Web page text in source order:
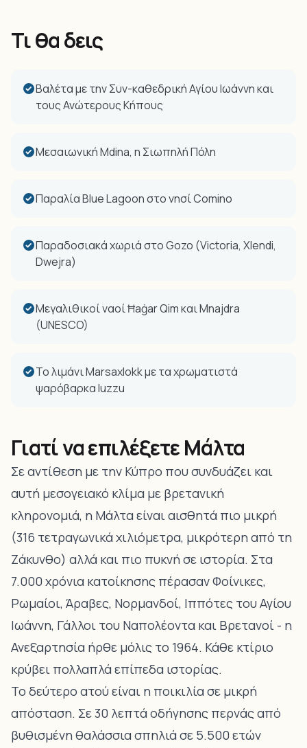
Τι θα δεις
Βαλέτα με την Συν-καθεδρική Αγίου Ιωάννη και
τους Ανώτερους Κήπους
Μεσαιωνική Mdina, η Σιωπηλή Πόλη
Παραλία Blue Lagoon στο νησί Comino
Παραδοσιακά χωριά στο Gozo (Victoria, Xlendi,
Dwejra)
Μεγαλιθικοί ναοί Ħaġar Qim και Mnajdra
(UNESCO)
Το λιμάνι Marsaxlokk με τα χρωματιστά
ψαρόβαρκα luzzu
Γιατί να επιλέξετε Μάλτα
Σε αντίθεση με την Κύπρο που συνδυάζει και
αυτή μεσογειακό κλίμα με βρετανική
κληρονομιά, η Μάλτα είναι αισθητά πιο μικρή
(316 τετραγωνικά χιλιόμετρα, μικρότερη από τη
Ζάκυνθο) αλλά και πιο πυκνή σε ιστορία. Στα
7.000 χρόνια κατοίκησης πέρασαν Φοίνικες,
Ρωμαίοι, Άραβες, Νορμανδοί, Ιππότες του Αγίου
Ιωάννη, Γάλλοι του Ναπολέοντα και Βρετανοί - η
Ανεξαρτησία ήρθε μόλις το 1964. Κάθε κτίριο
κρύβει πολλαπλά επίπεδα ιστορίας.
Το δεύτερο ατού είναι η ποικιλία σε μικρή
απόσταση. Σε 30 λεπτά οδήγησης περνάς από
βυθισμένη θαλάσσια σπηλιά σε 5.500 ετών